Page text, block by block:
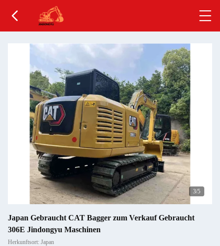
4/5
Japan Gebraucht CAT Bagger zum Verkauf Gebraucht
306E Jindongyu Maschinen
Herkunftsort: Japan